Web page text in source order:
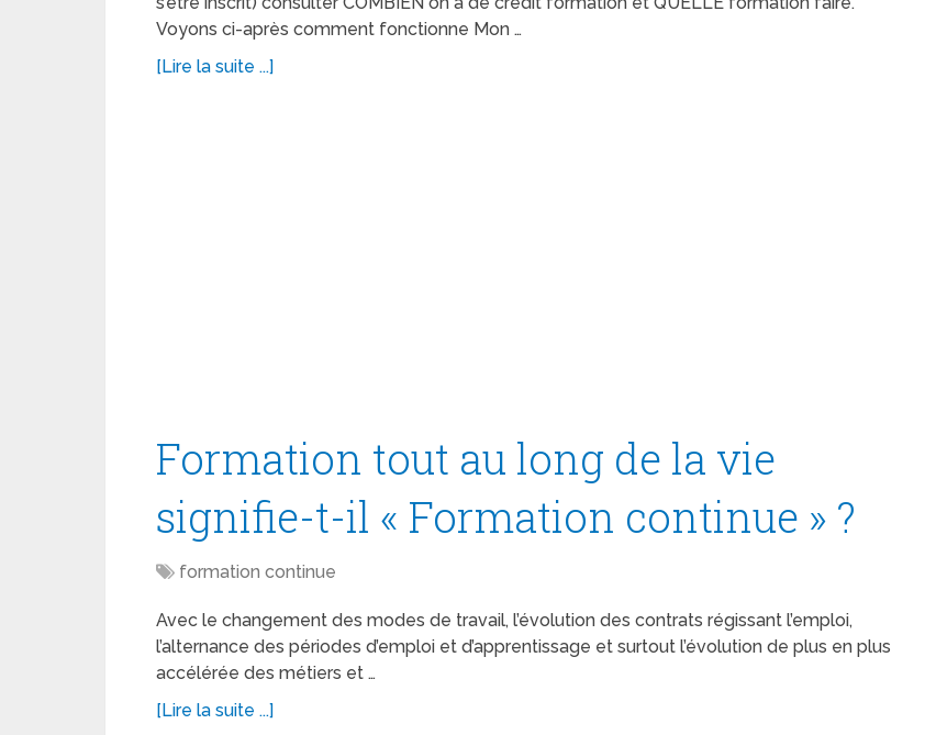
Voyons ci-après comment fonctionne Mon …
[Lire la suite ...]
Formation tout au long de la vie
signifie-t-il « Formation continue » ?
formation continue
Avec le changement des modes de travail, l’évolution des contrats régissant l’emploi,
l’alternance des périodes d’emploi et d’apprentissage et surtout l’évolution de plus en plus
accélérée des métiers et …
[Lire la suite ...]